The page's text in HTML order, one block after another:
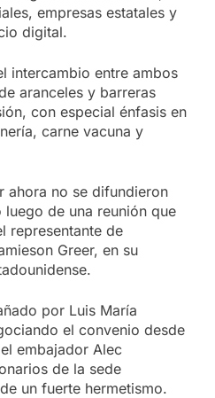
empresas estatales y
digital.
intercambio entre ambos
aranceles y barreras
con especial énfasis en
carne vacuna y
ahora no se difundieron
de una reunión que
representante de
Greer, en su
por Luis María
el convenio desde
embajador Alec
de la sede
un fuerte hermetismo.